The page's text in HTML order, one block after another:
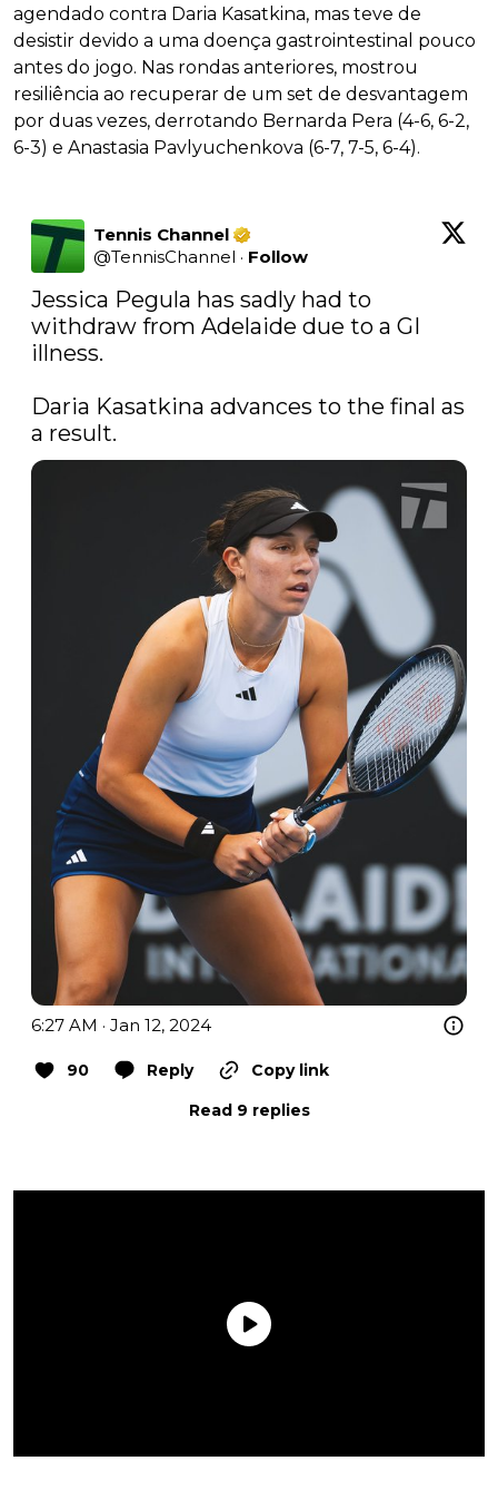
agendado contra Daria Kasatkina, mas teve de
desistir devido a uma doença gastrointestinal pouco
antes do jogo. Nas rondas anteriores, mostrou
resiliência ao recuperar de um set de desvantagem
por duas vezes, derrotando Bernarda Pera (4-6, 6-2,
6-3) e Anastasia Pavlyuchenkova (6-7, 7-5, 6-4).
Tennis Channel
@TennisChannel · Follow
Jessica Pegula has sadly had to
withdraw from Adelaide due to a GI
illness.
Daria Kasatkina advances to the final as
a result.
6:27 AM · Jan 12, 2024
90 Reply
Copy link
Read 9 replies